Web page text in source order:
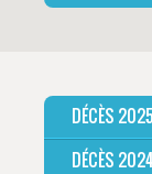
DÉCÈS 2025
DÉCÈS